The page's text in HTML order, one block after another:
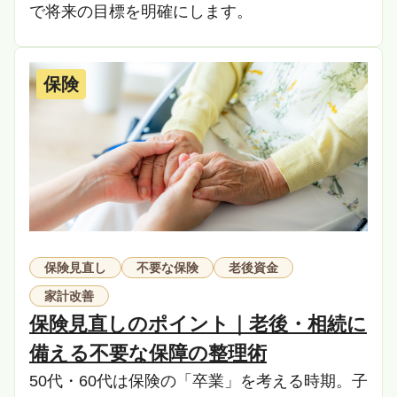
で将来の目標を明確にします。
保険
保険見直し 不要な保険
老後資金
家計改善
保険見直しのポイント｜老後・相続に
備える不要な保障の整理術
50代・60代は保険の「卒業」を考える時期。子